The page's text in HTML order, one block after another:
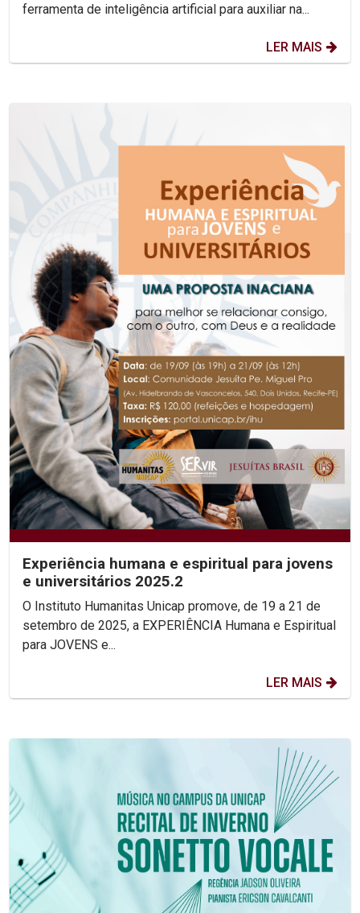
ferramenta de inteligência artificial para auxiliar na...
LER MAIS
Experiência humana e espiritual para jovens
e universitários 2025.2
O Instituto Humanitas Unicap promove, de 19 a 21 de
setembro de 2025, a EXPERIÊNCIA Humana e Espiritual
para JOVENS e...
LER MAIS